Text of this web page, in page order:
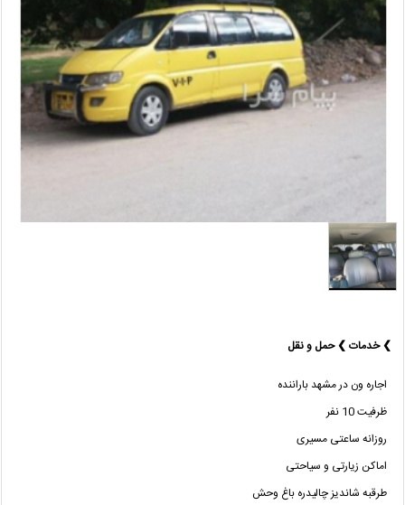
❯ خدمات ❯ حمل و نقل
اجاره ون در مشهد باراننده
ظرفیت 10 نفر
روزانه ساعتی مسیری
اماکن زیارتی و سیاحتی
طرقبه شاندیز چالیدره باغ وحش